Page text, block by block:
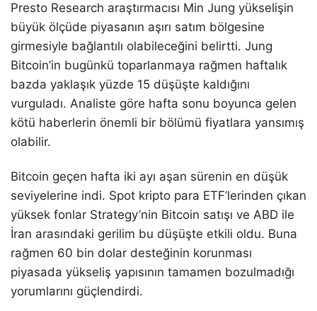
Presto Research araştırmacısı Min Jung yükselişin
büyük ölçüde piyasanın aşırı satım bölgesine
girmesiyle bağlantılı olabileceğini belirtti. Jung
Bitcoin’in bugünkü toparlanmaya rağmen haftalık
bazda yaklaşık yüzde 15 düşüşte kaldığını
vurguladı. Analiste göre hafta sonu boyunca gelen
kötü haberlerin önemli bir bölümü fiyatlara yansımış
olabilir.
Bitcoin geçen hafta iki ayı aşan sürenin en düşük
seviyelerine indi. Spot kripto para ETF’lerinden çıkan
yüksek fonlar Strategy’nin Bitcoin satışı ve ABD ile
İran arasındaki gerilim bu düşüşte etkili oldu. Buna
rağmen 60 bin dolar desteğinin korunması
piyasada yükseliş yapısının tamamen bozulmadığı
yorumlarını güçlendirdi.